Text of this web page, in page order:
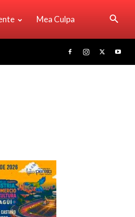
Mea Culpa